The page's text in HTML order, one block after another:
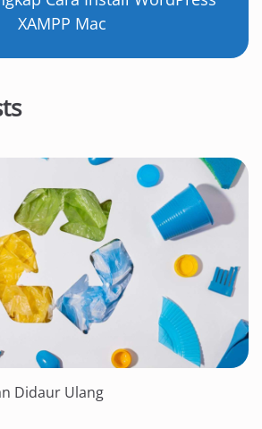
XAMPP Mac
Didaur Ulang